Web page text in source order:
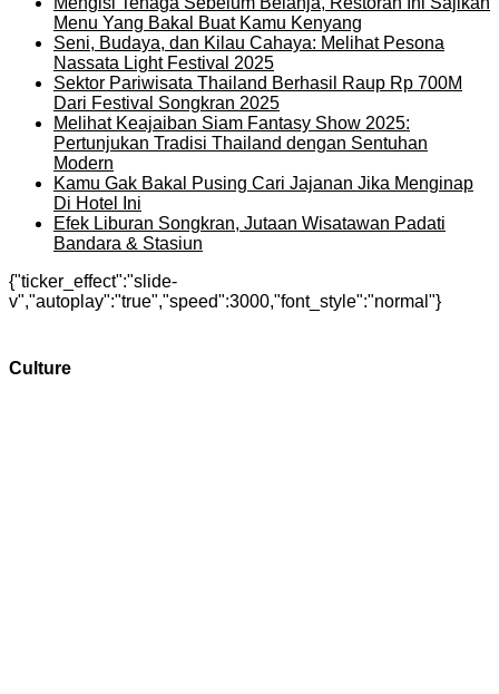
Menu Yang Bakal Buat Kamu Kenyang
Seni, Budaya, dan Kilau Cahaya: Melihat Pesona
Nassata Light Festival 2025
Sektor Pariwisata Thailand Berhasil Raup Rp 700M
Dari Festival Songkran 2025
Melihat Keajaiban Siam Fantasy Show 2025:
Pertunjukan Tradisi Thailand dengan Sentuhan
Modern
Kamu Gak Bakal Pusing Cari Jajanan Jika Menginap
Di Hotel Ini
Efek Liburan Songkran, Jutaan Wisatawan Padati
Bandara & Stasiun
{"ticker_effect":"slide-
v","autoplay":"true","speed":3000,"font_style":"normal"}
Culture